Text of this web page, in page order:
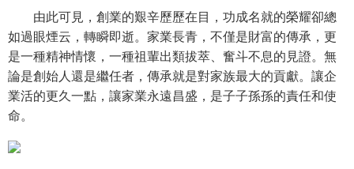
由此可見，創業的艱辛歷歷在目，功成名就的榮耀卻總
如過眼煙云，轉瞬即逝。家業長青，不僅是財富的傳承，更
是一種精神情懷，一種祖輩出類拔萃、奮斗不息的見證。無
論是創始人還是繼任者，傳承就是對家族最大的貢獻。讓企
業活的更久一點，讓家業永遠昌盛，是子子孫孫的責任和使
命。